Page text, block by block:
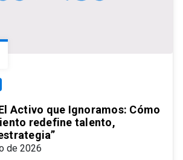
Activo que Ignoramos: Cómo
redefine talento,
de 2026